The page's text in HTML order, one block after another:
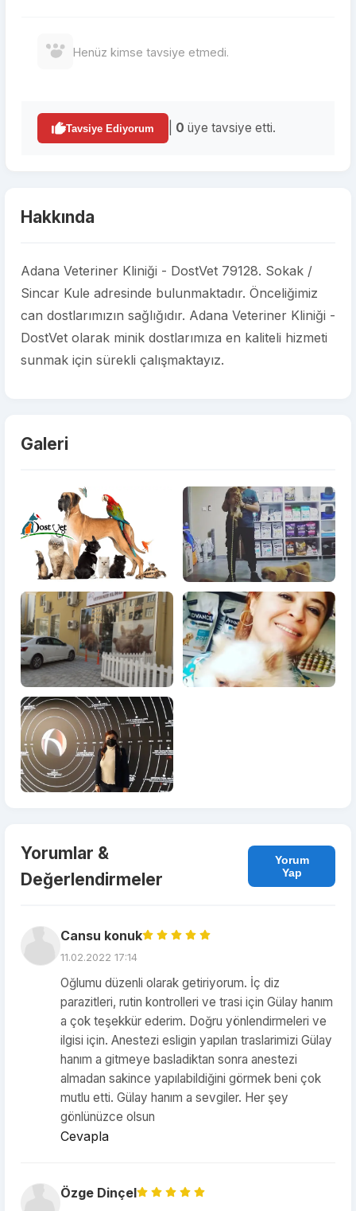
Henüz kimse tavsiye etmedi.
Tavsiye Ediyorum 0 üye tavsiye etti.
Hakkında
Adana Veteriner Kliniği - DostVet 79128. Sokak /
Sincar Kule adresinde bulunmaktadır. Önceliğimiz
can dostlarımızın sağlığıdır. Adana Veteriner Kliniği -
DostVet olarak minik dostlarımıza en kaliteli hizmeti
sunmak için sürekli çalışmaktayız.
Galeri
Yorumlar &
Değerlendirmeler
Yorum
Yap
Cansu konuk
11.02.2022 17:14
Oğlumu düzenli olarak getiriyorum. İç diz
parazitleri, rutin kontrolleri ve trasi için Gülay hanım
a çok teşekkür ederim. Doğru yönlendirmeleri ve
ilgisi için. Anestezi esligin yapılan traslarimizi Gülay
hanım a gitmeye basladiktan sonra anestezi
almadan sakince yapılabildiğini görmek beni çok
mutlu etti. Gülay hanım a sevgiler. Her şey
gönlünüzce olsun
Cevapla
Özge Dinçel